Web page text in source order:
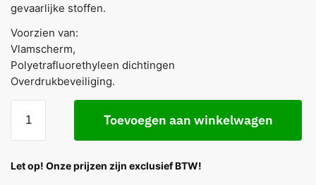
gevaarlijke stoffen.
Voorzien van:
Vlamscherm,
Polyetrafluorethyleen dichtingen
Overdrukbeveiliging.
Toevoegen aan winkelwagen
Let op! Onze prijzen zijn exclusief BTW!